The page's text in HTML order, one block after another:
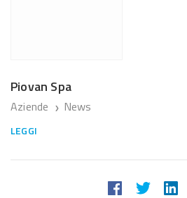
Piovan Spa
Aziende ❯ News
LEGGI